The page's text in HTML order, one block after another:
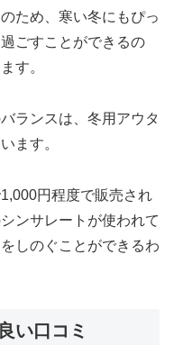
ため、寒い冬にもぴっ
ごすことができるの
す。
ランスは、冬用アウタ
ます。
円程度で販売され
ンサレートが使われて
しのぐことができるわ
い口コミ